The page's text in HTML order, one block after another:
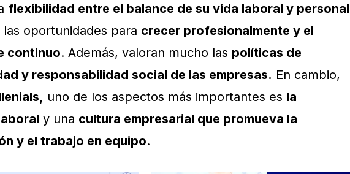
flexibilidad entre el balance de su vida laboral y personal
las oportunidades para crecer profesionalmente y el
continuo. Además, valoran mucho las políticas de
y responsabilidad social de las empresas. En cambio,
, uno de los aspectos más importantes es la
y una cultura empresarial que promueva la
y el trabajo en equipo.